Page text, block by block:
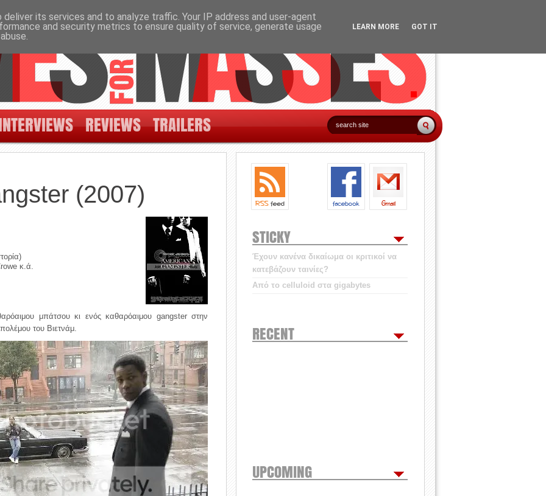
REVIEWS TRAILERS
(2007)
κ.ά.
μπάτσου κι ενός καθαρόαιμου gangster στην
του Βιετνάμ.
STICKY
Έχουν κανένα δικαίωμα οι κριτικοί να
κατεβάζουν ταινίες?
Από το celluloid στα gigabytes
RECENT
UPCOMING
its services and to analyze traffic. Your IP address and user-agent
and security metrics to ensure quality of service, generate usage
LEARN MORE GOT IT